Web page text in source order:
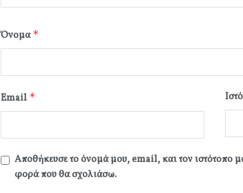
Όνομα*
Email *
Αποθήκευσε το όνομά μου, email, και τον ιστότοπο
φορά που θα σχολιάσω.